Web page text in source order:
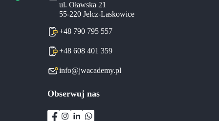
ul. Oławska 21
55-220 Jelcz-Laskowice
+48 790 795 557
+48 608 401 359
info@jwacademy.pl
Obserwuj nas